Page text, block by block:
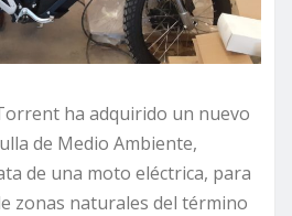
ha adquirido un nuevo
de Medio Ambiente,
de una moto eléctrica, para
zonas naturales del término